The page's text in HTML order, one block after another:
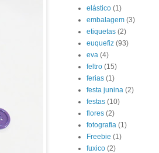
elástico (1)
embalagem (3)
etiquetas (2)
euquefiz (93)
eva (4)
feltro (15)
ferias (1)
festa junina (2)
festas (10)
flores (2)
fotografia (1)
Freebie (1)
fuxico (2)